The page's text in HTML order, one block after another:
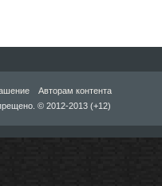
Авторам контента
© 2012-2013 (+12)